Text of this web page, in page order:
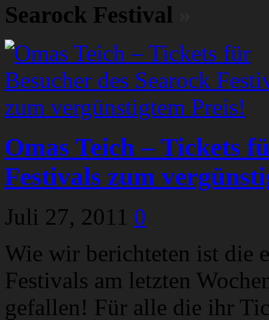
Searock Festival
Omas Teich – Tickets
Festivals zum
Juli 27, 2011 0
Wie wir berichteten ist die
Festivals am letzten
gefallen! Für alle die ihr